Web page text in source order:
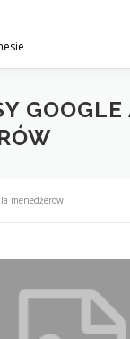
CO ZYSKUJESZ ?
menedżerów